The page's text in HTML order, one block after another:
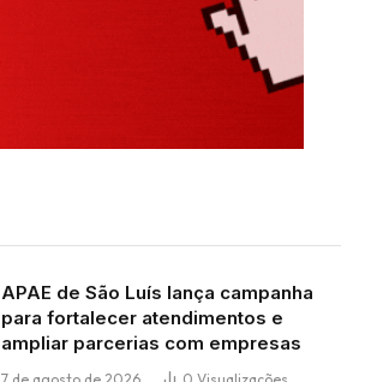
APAE de São Luís lança campanha
para fortalecer atendimentos e
ampliar parcerias com empresas